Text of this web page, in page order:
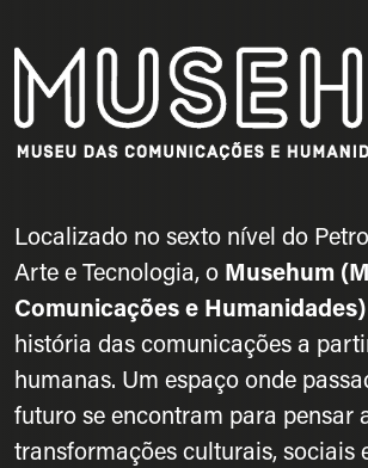
Localizado no sexto nível do
Arte e Tecnologia, o Musehum
Comunicações e Humanidades)
história das comunicações a
humanas. Um espaço onde
futuro se encontram para pensar
transformações culturais, sociais